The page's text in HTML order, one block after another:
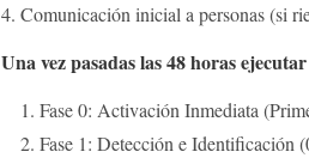
4. Comunicación inicial a personas (si
Una vez pasadas las 48 horas ejecutar
Fase 0: Activación Inmediata
Fase 1: Detección e Identificación